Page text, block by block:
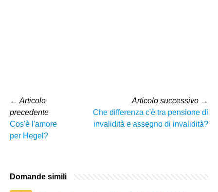
← Articolo
precedente
Cos'è l'amore
per Hegel?
Articolo successivo →
Che differenza c'è tra pensione di
invalidità e assegno di invalidità?
Domande simili